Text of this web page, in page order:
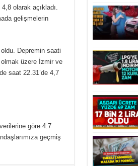
olarak açıkladı.
gelişmelerin
Depremin saati
üzere İzmir ve
saat 22.31’de 4,7
göre 4.7
geçmiş